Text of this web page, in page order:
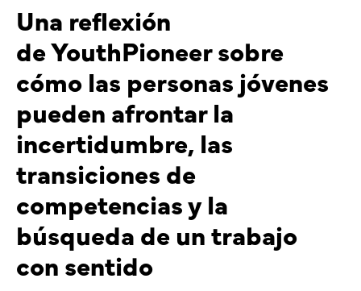
Una reflexión
deYouthPioneersobre
cómo las personas jóvenes
pueden afrontar la
incertidumbre, las
transiciones de
competencias y la
búsqueda de un trabajo
con sentido